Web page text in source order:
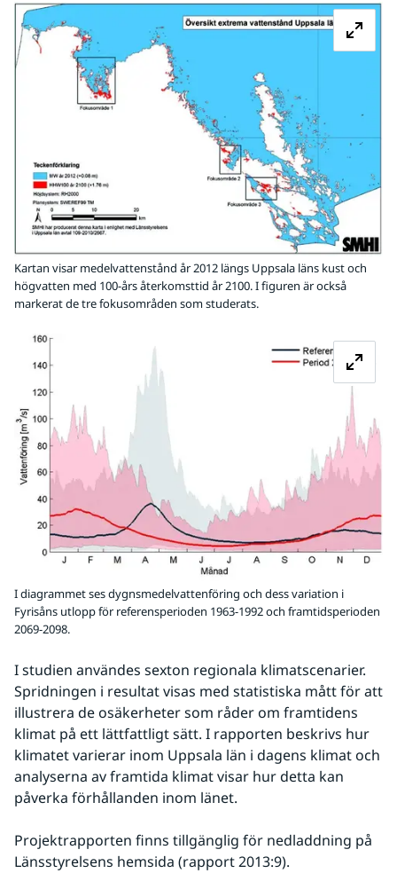
Kartan visar medelvattenstånd år 2012 längs Uppsala läns kust och
högvatten med 100-års återkomsttid år 2100. I figuren är också
markerat de tre fokusområden som studerats.
I diagrammet ses dygnsmedelvattenföring och dess variation i
Fyrisåns utlopp för referensperioden 1963-1992 och framtidsperioden
2069-2098.
I studien användes sexton regionala klimatscenarier.
Spridningen i resultat visas med statistiska mått för att
illustrera de osäkerheter som råder om framtidens
klimat på ett lättfattligt sätt. I rapporten beskrivs hur
klimatet varierar inom Uppsala län i dagens klimat och
analyserna av framtida klimat visar hur detta kan
påverka förhållanden inom länet.
Projektrapporten finns tillgänglig för nedladdning på
Länsstyrelsens hemsida (rapport 2013:9).